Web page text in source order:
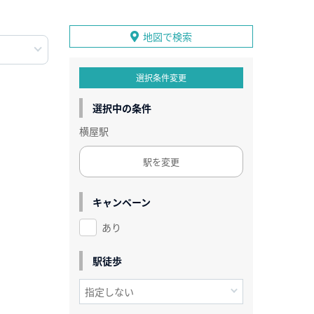
地図で検索
選択条件変更
選択中の条件
横屋駅
駅を変更
キャンペーン
あり
駅徒歩